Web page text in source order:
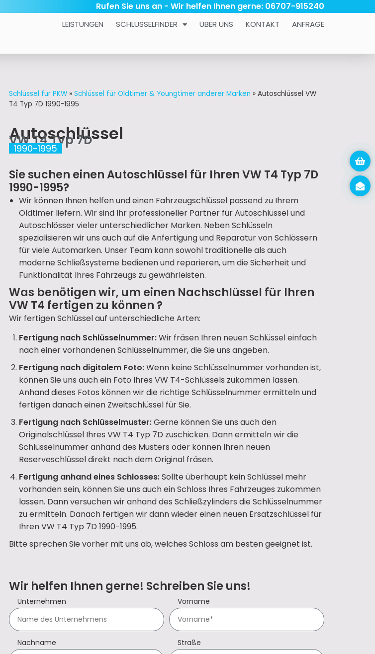
Rufen Sie uns an - Wir helfen Ihnen gerne: 06707-915240
LEISTUNGEN SCHLÜSSELFINDER ÜBER UNS KONTAKT ANFRAGE
Schlüssel für PKW » Schlüssel für Oldtimer & Youngtimer anderer Marken » Autoschlüssel VW
T4 Typ 7D 1990-1995
Autoschlüssel
VW T4 Typ 7D
1990-1995
Sie suchen einen Autoschlüssel für Ihren VW T4 Typ 7D
1990-1995?
Wir können Ihnen helfen und einen Fahrzeugschlüssel passend zu Ihrem
Oldtimer liefern. Wir sind Ihr professioneller Partner für Autoschlüssel und
Autoschlösser vieler unterschiedlicher Marken. Neben Schlüsseln
spezialisieren wir uns auch auf die Anfertigung und Reparatur von Schlössern
für viele Automarken. Unser Team kann sowohl traditionelle als auch
moderne Schließsysteme bedienen und reparieren, um die Sicherheit und
Funktionalität Ihres Fahrzeugs zu gewährleisten.
Was benötigen wir, um einen Nachschlüssel für Ihren
VW T4 fertigen zu können ?
Wir fertigen Schlüssel auf unterschiedliche Arten:
Fertigung nach Schlüsselnummer:Wir fräsen Ihren neuen Schlüssel einfach
nach einer vorhandenen Schlüsselnummer, die Sie uns angeben.
Fertigung nach digitalem Foto:Wenn keine Schlüsselnummer vorhanden ist,
können Sie uns auch ein Foto Ihres VW T4-Schlüssels zukommen lassen.
Anhand dieses Fotos können wir die richtige Schlüsselnummer ermitteln und
fertigen danach einen Zweitschlüssel für Sie.
Fertigung nach Schlüsselmuster:Gerne können Sie uns auch den
Originalschlüssel Ihres VW T4 Typ 7D zuschicken. Dann ermitteln wir die
Schlüsselnummer anhand des Musters oder können Ihren neuen
Reserveschlüssel direkt nach dem Original fräsen.
Fertigung anhand eines Schlosses:Sollte überhaupt kein Schlüssel mehr
vorhanden sein, können Sie uns auch ein Schloss Ihres Fahrzeuges zukommen
lassen. Dann versuchen wir anhand des Schließzylinders die Schlüsselnummer
zu ermitteln. Danach fertigen wir dann wieder einen neuen Ersatzschlüssel für
Ihren VW T4 Typ 7D 1990-1995.
Bitte sprechen Sie vorher mit uns ab, welches Schloss am besten geeignet ist.
Wir helfen Ihnen gerne! Schreiben Sie uns!
Unternehmen Vorname
Nachname Straße